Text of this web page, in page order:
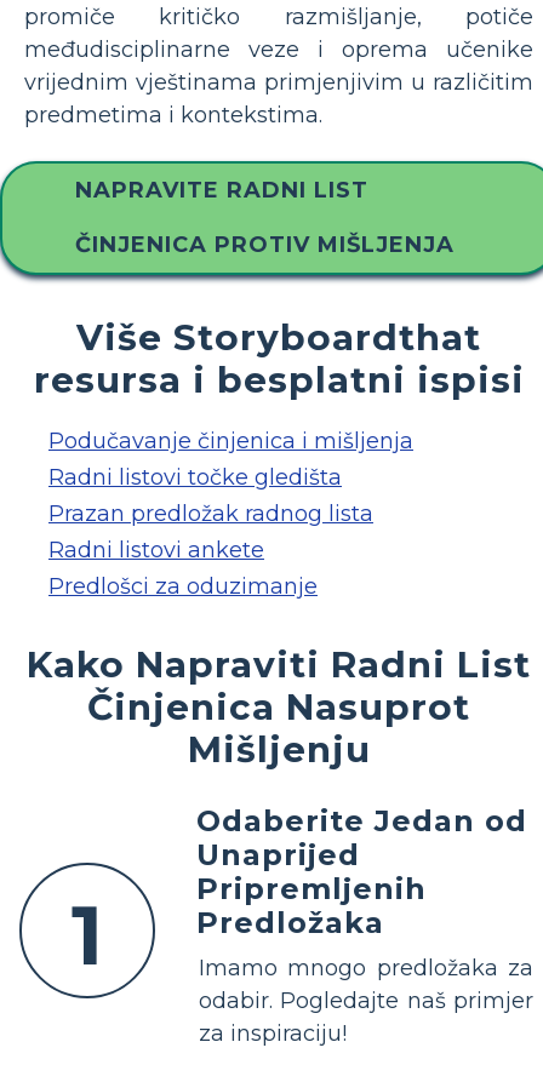
promiče kritičko razmišljanje, potiče
međudisciplinarne veze i oprema učenike
vrijednim vještinama primjenjivim u različitim
predmetima i kontekstima.
NAPRAVITE RADNI LIST
ČINJENICA PROTIV MIŠLJENJA
Više Storyboardthat
resursa i besplatni ispisi
Podučavanje činjenica i mišljenja
Radni listovi točke gledišta
Prazan predložak radnog lista
Radni listovi ankete
Predlošci za oduzimanje
Kako Napraviti Radni List
Činjenica Nasuprot
Mišljenju
1
Odaberite Jedan od
Unaprijed
Pripremljenih
Predložaka
Imamo mnogo predložaka za
odabir. Pogledajte naš primjer
za inspiraciju!